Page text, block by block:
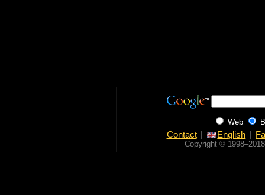
Web
Contact English
Copyright ©